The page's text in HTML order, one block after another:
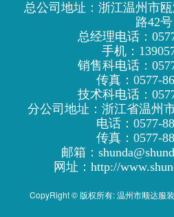
总公司地址：浙江温州市
路42号
总经理电话：
手机：
销售科电话：
传真：0577-
技术科电话：
分公司地址：浙江省温州
电话：0577-
传真：0577-
邮箱：
网址：http://
CopyRight © 版权所有:温州市顺达服